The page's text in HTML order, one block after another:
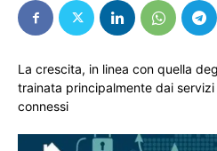
La crescita, in linea con quella
trainata principalmente dai
connessi